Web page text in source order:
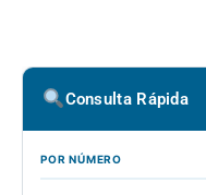
Consulta Rápida
POR NÚMERO